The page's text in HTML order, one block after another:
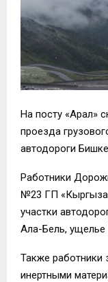
На посту «Арал»
проезда
автодороги
Работники
№23 ГП
участки
Ала-Бель, ущелье
Также работники
инертными